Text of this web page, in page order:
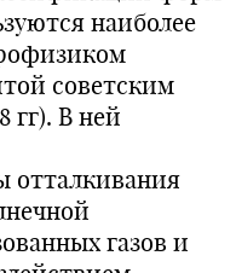
наиболее
советским
гг). В ней
отталкивания
газов и